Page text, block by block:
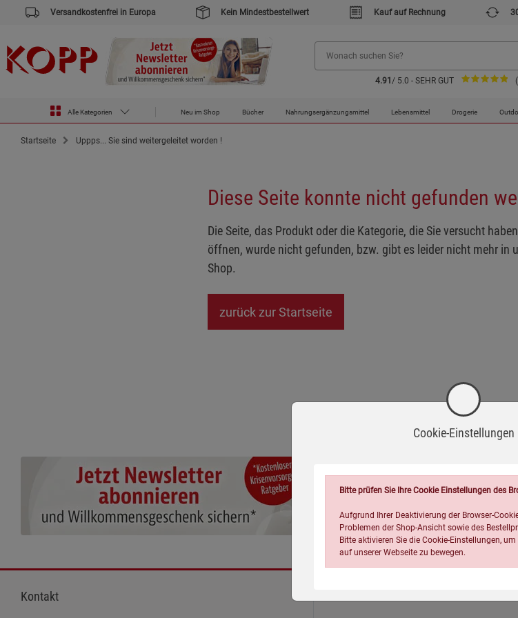
Versandkostenfrei in Europa Kein Mindestbestellwert Kauf auf Rechnung
4.91 / 5.0 - SEHR GUT
Alle Kategorien Neu im Shop Bücher Nahrungsergänzungsmittel Lebensmittel Drogerie
Startseite Uppps... Sie sind weitergeleitet worden !
Diese Seite konnte nicht gefunden
Die Seite, das Produkt oder die Kategorie, die Sie versucht
öffnen, wurde nicht gefunden, bzw. gibt es leider nicht mehr in
Shop.
zurück zur Startseite
Kontakt
Cookie-Einstellungen
Bitte prüfen Sie Ihre Cookie Einstellungen des
Aufgrund Ihrer Deaktivierung der Browser-
Problemen der Shop-Ansicht sowie des
Bitte aktivieren Sie die Cookie-Einstellungen,
auf unserer Webseite zu bewegen.